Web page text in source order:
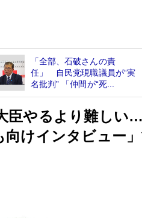
「全部、石破さんの責
任」 自民党現職議員が“実
名批判” 「仲間が“死...
臣やるより難し
向けインタビュー